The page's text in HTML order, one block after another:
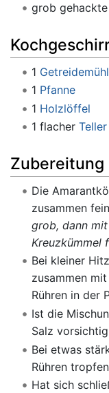
grob gehackte
1
1 Pfanne
1 Holzlöffel
1 flacher Teller
Zubereitung
Die
zusammen
grob, dann
Kreuzkümmel
Bei kleiner
zusammen
Rühren in der
Ist die
Salz vorsichtig
Bei etwas
Rühren
Hat sich